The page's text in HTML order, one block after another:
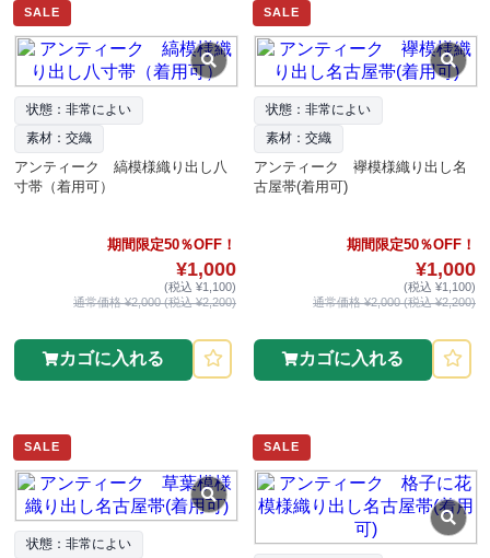
SALE
状態：非常によい
素材：交織
アンティーク 縞模様織り出し八
寸帯（着用可）
期間限定50％OFF！
¥1,000
(税込 ¥1,100)
通常価格 ¥2,000 (税込 ¥2,200)
カゴに入れる
SALE
状態：非常によい
素材：交織
アンティーク 襷模様織り出し名
古屋帯(着用可)
期間限定50％OFF！
¥1,000
(税込 ¥1,100)
通常価格 ¥2,000 (税込 ¥2,200)
カゴに入れる
SALE
状態：非常によい
SALE